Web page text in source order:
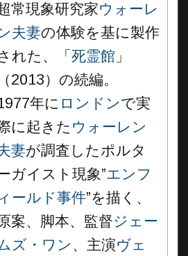
常現象研究家ウォーレ
夫妻の体験を基に製作
れた、「 死霊館 」
（2013）の続編。
年に ロンドンで実
に起きた ウォーレン
妻が調査したポルタ
ガイスト現象”エンフ
ィールド事件”を描く、
案、脚本、監督ジェー
ズ・ワン 、主演ヴェ